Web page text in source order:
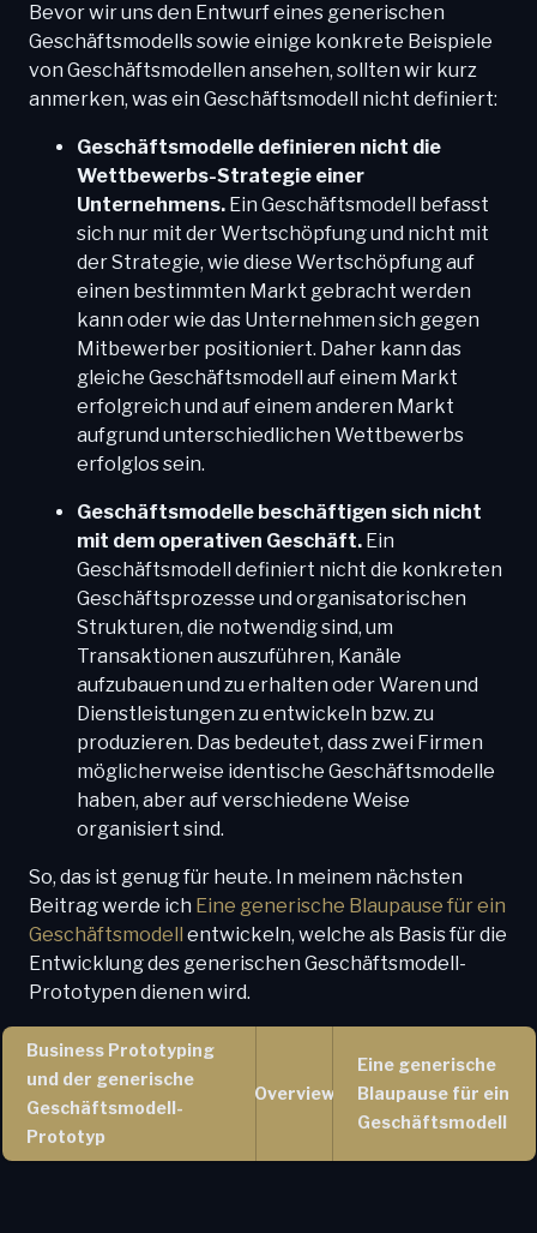
Bevor wir uns den Entwurf eines generischen
Geschäftsmodells sowie einige konkrete Beispiele
von Geschäftsmodellen ansehen, sollten wir kurz
anmerken, was ein Geschäftsmodell nicht definiert:
Geschäftsmodelle definieren nicht die
Wettbewerbs-Strategie einer
Unternehmens. Ein Geschäftsmodell befasst
sich nur mit der Wertschöpfung und nicht mit
der Strategie, wie diese Wertschöpfung auf
einen bestimmten Markt gebracht werden
kann oder wie das Unternehmen sich gegen
Mitbewerber positioniert. Daher kann das
gleiche Geschäftsmodell auf einem Markt
erfolgreich und auf einem anderen Markt
aufgrund unterschiedlichen Wettbewerbs
erfolglos sein.
Geschäftsmodelle beschäftigen sich nicht
mit dem operativen Geschäft. Ein
Geschäftsmodell definiert nicht die konkreten
Geschäftsprozesse und organisatorischen
Strukturen, die notwendig sind, um
Transaktionen auszuführen, Kanäle
aufzubauen und zu erhalten oder Waren und
Dienstleistungen zu entwickeln bzw. zu
produzieren. Das bedeutet, dass zwei Firmen
möglicherweise identische Geschäftsmodelle
haben, aber auf verschiedene Weise
organisiert sind.
So, das ist genug für heute. In meinem nächsten
Beitrag werde ich Eine generische Blaupause für ein
Geschäftsmodell entwickeln, welche als Basis für die
Entwicklung des generischen Geschäftsmodell-
Prototypen dienen wird.
Business Prototyping
und der generische
Geschäftsmodell-
Prototyp
Overview
Eine generische
Blaupause für ein
Geschäftsmodell